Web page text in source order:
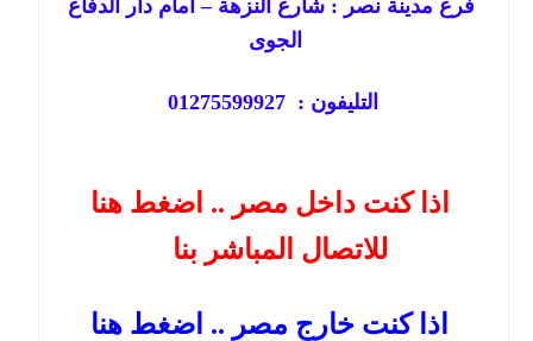
فرع مدينة نصر : شارع النزهة – امام دار الدفاع
الجوى
التليفون : 01275599927
اذا كنت داخل مصر .. اضغط هنا
للاتصال المباشر بنا
اذا كنت خارج مصر .. اضغط هنا